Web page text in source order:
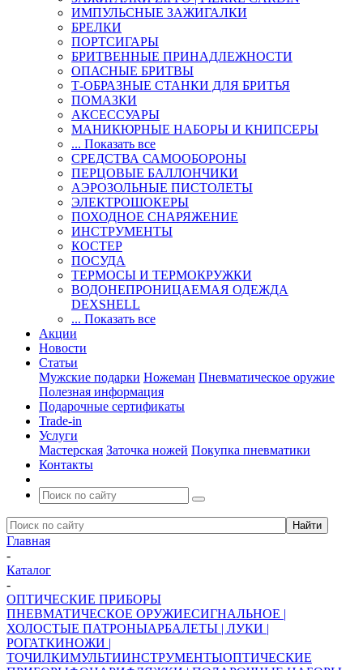
ИМПУЛЬСНЫЕ ЗАЖИГАЛКИ
БРЕЛКИ
ПОРТСИГАРЫ
БРИТВЕННЫЕ ПРИНАДЛЕЖНОСТИ
ОПАСНЫЕ БРИТВЫ
Т-ОБРАЗНЫЕ СТАНКИ ДЛЯ БРИТЬЯ
ПОМАЗКИ
АКСЕССУАРЫ
МАНИКЮРНЫЕ НАБОРЫ И КНИПСЕРЫ
... Показать все
СРЕДСТВА САМООБОРОНЫ
ПЕРЦОВЫЕ БАЛЛОНЧИКИ
АЭРОЗОЛЬНЫЕ ПИСТОЛЕТЫ
ЭЛЕКТРОШОКЕРЫ
ПОХОДНОЕ СНАРЯЖЕНИЕ
ИНСТРУМЕНТЫ
КОСТЕР
ПОСУДА
ТЕРМОСЫ И ТЕРМОКРУЖКИ
ВОДОНЕПРОНИЦАЕМАЯ ОДЕЖДА
DEXSHELL
... Показать все
Акции
Новости
Статьи
Мужские подарки Ножеман Пневматическое оружие
Полезная информация
Подарочные сертификаты
Trade-in
Услуги
Мастерская Заточка ножей Покупка пневматики
Контакты
Главная
-
Каталог
-
ОПТИЧЕСКИЕ ПРИБОРЫ
ПНЕВМАТИЧЕСКОЕ ОРУЖИЕСИГНАЛЬНОЕ |
ХОЛОСТЫЕ ПАТРОНЫАРБАЛЕТЫ | ЛУКИ |
РОГАТКИНОЖИ |
ТОЧИЛКИМУЛЬТИИНСТРУМЕНТЫОПТИЧЕСКИЕ